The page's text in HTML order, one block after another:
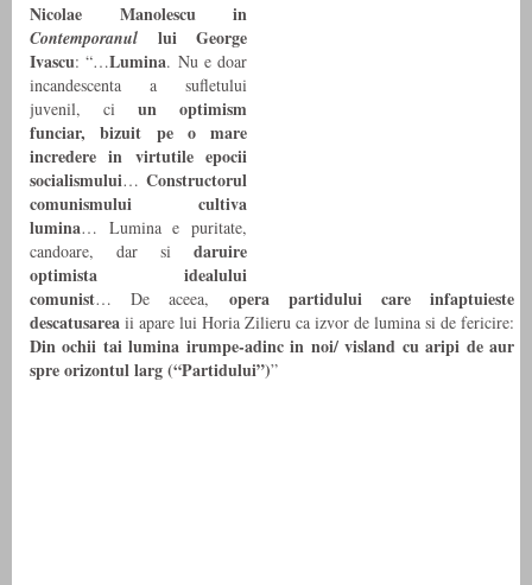
Nicolae Manolescu in
Contemporanul lui George
Ivascu: “…Lumina. Nu e doar
incandescenta a sufletului
juvenil, ci un optimism
funciar, bizuit pe o mare
incredere in virtutile epocii
socialismului… Constructorul
comunismului cultiva
lumina… Lumina e puritate,
candoare, dar si daruire
optimista idealului
comunist… De aceea, opera partidului care infaptuieste
descatusarea ii apare lui Horia Zilieru ca izvor de lumina si de fericire:
Din ochii tai lumina irumpe-adinc in noi/ visland cu aripi de aur
spre orizontul larg (“Partidului”)”